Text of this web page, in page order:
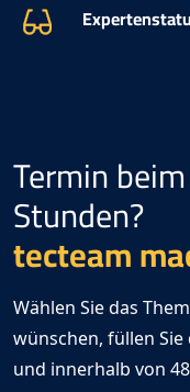
Termin
Stunden?
tecteam
Wählen Sie das
wünschen, füllen
und innerhalb von